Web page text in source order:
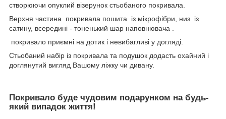
створюючи опуклий візерунок стьобаного покривала.
Верхня частина покривала пошита із мікрофібри, низ із
сатину, всередині - тоненький шар наповнювача .
покривало приємні на дотик і невибагливі у догляді.
Стьобаний набір із покривала та подушок додасть охайний і
доглянутий вигляд Вашому ліжку чи дивану.
Покривало буде чудовим подарунком на будь-
який випадок життя!